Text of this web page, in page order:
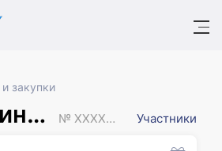
закупки
№ XXXXXXX Участники